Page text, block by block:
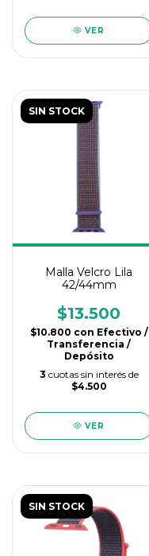
VER
SIN STOCK
Malla Velcro Lila
42/44mm
$13.500
$10.800 con Efectivo /
Transferencia /
Depósito
3 cuotas sin interés de
$4.500
VER
SIN STOCK